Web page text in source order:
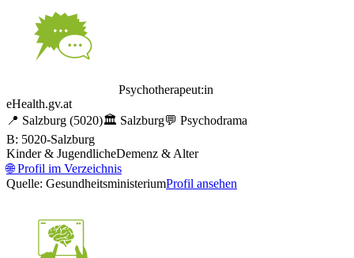
Psychotherapeut:in
eHealth.gv.at
📍 Salzburg (5020)🏛️ Salzburg💬 Psychodrama
B: 5020-Salzburg
Kinder & JugendlicheDemenz & Alter
🌐Profil im Verzeichnis
Quelle: GesundheitsministeriumProfil ansehen